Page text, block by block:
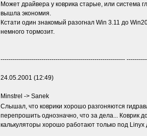
Может драйвера у коврика старые, или система
вышла экономия.
Кстати один знакомый разогнал Win 3.11 до
немного тормозит.
-------------------------------------------------------------
24.05.2001 (12:49)
Minstrel -> Sanek
Слышал, что коврики хорошо разгоняются
перепрошить однозначно, что за дела... Коврик
калькуляторы хорошо работают только под